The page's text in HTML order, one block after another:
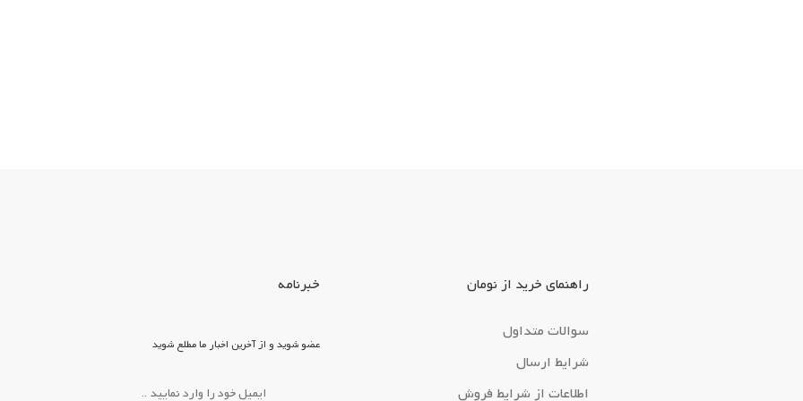
خبرنامه
عضو شوید و از آخرین اخبار ما مطلع شوید
راهنمای خرید از نومان
سوالات متداول
شرایط ارسال
اطلاعات از شرایط فروش